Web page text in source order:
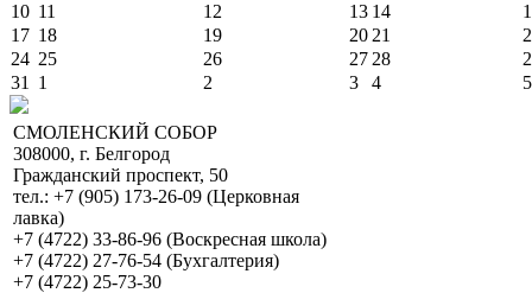
10 11 12 13 14
17 18 19 20 21
24 25 26 27 28
31
1 2 3 4 5
СМОЛЕНСКИЙ СОБОР
308000, г. Белгород
Гражданский проспект, 50
тел.: +7 (905) 173-26-09 (Церковная
лавка)
+7 (4722) 33-86-96 (Воскресная школа)
+7 (4722) 27-76-54 (Бухгалтерия)
+7 (4722) 25-73-30